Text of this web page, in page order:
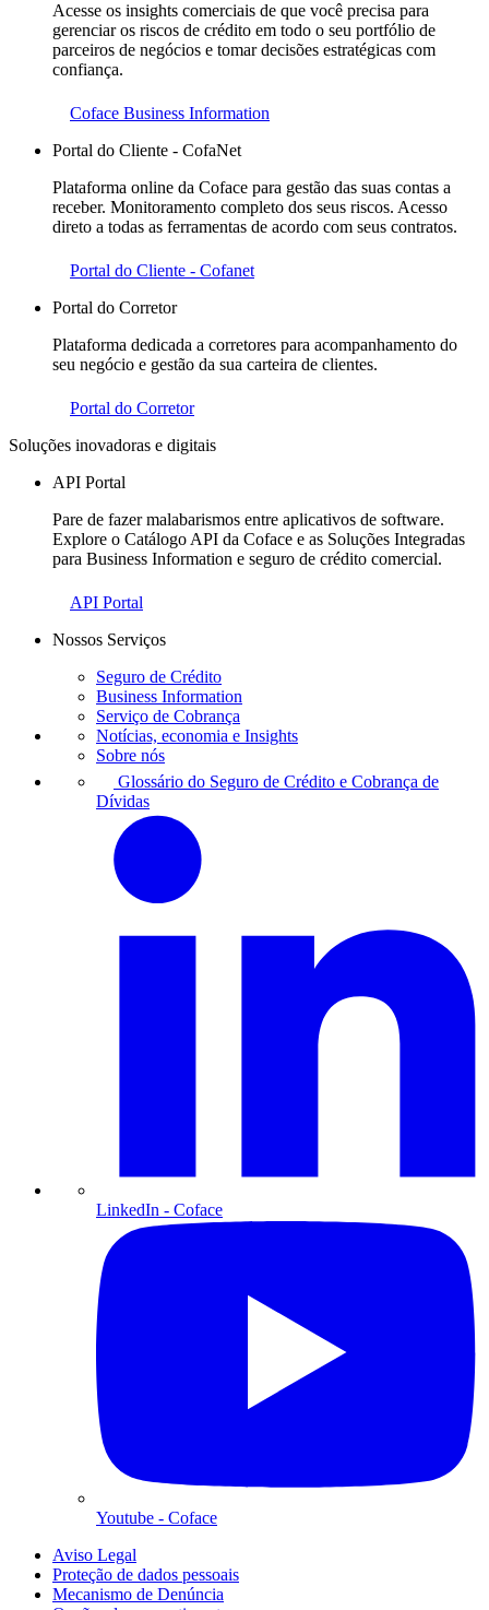
Acesse os insights comerciais de que você precisa para
gerenciar os riscos de crédito em todo o seu portfólio de
parceiros de negócios e tomar decisões estratégicas com
confiança.
Coface Business Information
Portal do Cliente - CofaNet
Plataforma online da Coface para gestão das suas contas a
receber. Monitoramento completo dos seus riscos. Acesso
direto a todas as ferramentas de acordo com seus contratos.
Portal do Cliente - Cofanet
Portal do Corretor
Plataforma dedicada a corretores para acompanhamento do
seu negócio e gestão da sua carteira de clientes.
Portal do Corretor
Soluções inovadoras e digitais
API Portal
Pare de fazer malabarismos entre aplicativos de software.
Explore o Catálogo API da Coface e as Soluções Integradas
para Business Information e seguro de crédito comercial.
API Portal
Nossos Serviços
Seguro de Crédito
Business Information
Serviço de Cobrança
Notícias, economia e Insights
Sobre nós
Glossário do Seguro de Crédito e Cobrança de
Dívidas
LinkedIn - Coface
Youtube - Coface
Aviso Legal
Proteção de dados pessoais
Mecanismo de Denúncia